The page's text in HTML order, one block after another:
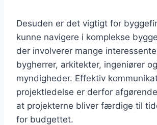
Desuden er det vigtigt for
kunne navigere i komplekse
der involverer mange
bygherrer, arkitekter, ingeniører og
myndigheder. Effektiv
projektledelse er derfor
at projekterne bliver færdige til
for budgettet.